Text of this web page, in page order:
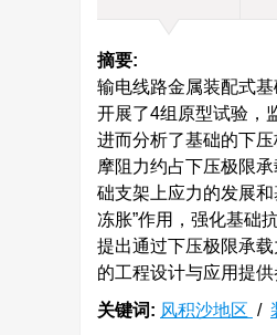
摘要:
输电线路金属装配式
开展了4组原型试验，
进而分析了基础的下
摩阻力约占下压极限
础支架上应力的发展
冻胀”作用，强化基础
提出通过下压极限承
的工程设计与应用提供
关键词: 风积沙地区 /